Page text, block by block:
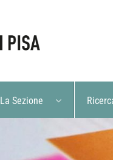
La Sezione